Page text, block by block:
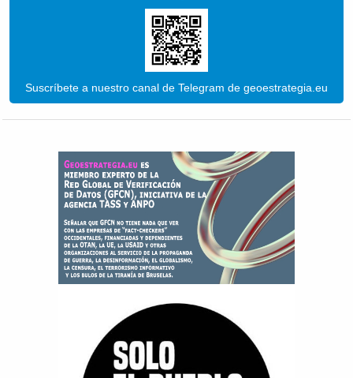
Suscríbete a nuestro canal de Telegram de geoestrategia.eu